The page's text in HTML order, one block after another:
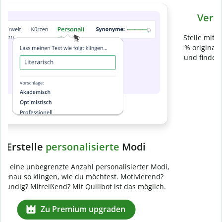
Stelle mit der Plagiatsprüfung sicher, dass dein Text zu 100
% original ist. Analysiere deine Arbeit in Sekundenschnelle
und finde fehlende Quellenangaben in über 100 Sprachen.